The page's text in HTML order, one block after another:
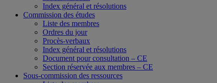
Index général et résolutions
Commission des études
Liste des membres
Ordres du jour
Procès-verbaux
Index général et résolutions
Document pour consultation – CE
Section réservée aux membres – CE
Sous-commission des ressources